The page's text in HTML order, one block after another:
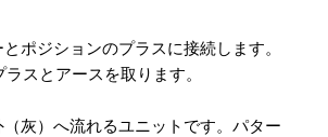
ポジションのプラスに接続します。
スとアースを取ります。
灰）へ流れるユニットです。パター